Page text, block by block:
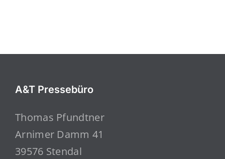
A&T Pressebüro
Thomas Pfundtner
Arnimer Damm 41
39576 Stendal